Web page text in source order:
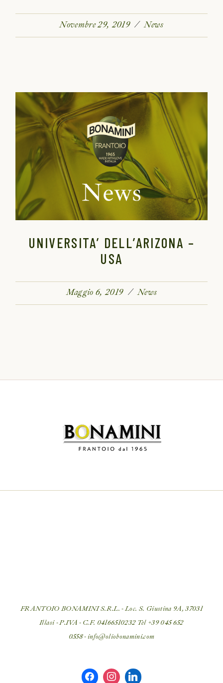
Novembre 29, 2019 News
UNIVERSITA’ DELL’ARIZONA –
USA
Maggio 6, 2019 News
FRANTOIO BONAMINI S.R.L. - Loc. S. Giustina 9A, 37031
Illasi - P.IVA - C.F. 04166510232 Tel+39 045 652
0558-info@oliobonamini.com